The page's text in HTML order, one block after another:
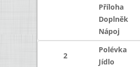
Příloha
Doplněk
Nápoj
2
Polévka
Jídlo